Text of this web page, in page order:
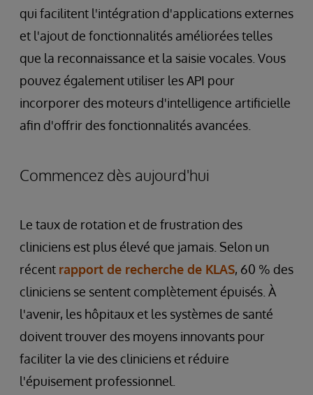
qui facilitent l'intégration d'applications externes
et l'ajout de fonctionnalités améliorées telles
que la reconnaissance et la saisie vocales. Vous
pouvez également utiliser les API pour
incorporer des moteurs d'intelligence artificielle
afin d'offrir des fonctionnalités avancées.
Commencez dès aujourd'hui
Le taux de rotation et de frustration des
cliniciens est plus élevé que jamais. Selon un
récent rapport de recherche de KLAS, 60 % des
cliniciens se sentent complètement épuisés. À
l'avenir, les hôpitaux et les systèmes de santé
doivent trouver des moyens innovants pour
faciliter la vie des cliniciens et réduire
l'épuisement professionnel.